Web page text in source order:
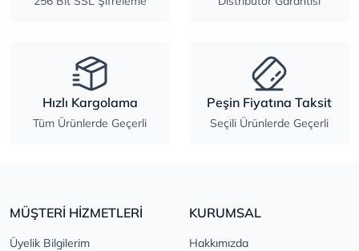
Hızlı Kargolama
Tüm Ürünlerde Geçerli
Peşin Fiyatına Taksit
Seçili Ürünlerde Geçerli
MÜŞTERİ HİZMETLERİ
Üyelik Bilgilerim
KURUMSAL
Hakkımızda